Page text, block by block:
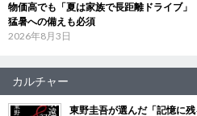
物価高でも「夏は家族で長距離ドライブ
猛暑への備えも必須
2026年8月3日
カルチャー
東野圭吾が選んだ「記憶に